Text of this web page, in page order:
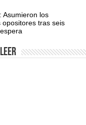
Asumieron los
opositores tras seis
leer